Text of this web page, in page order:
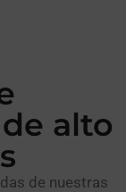
alto
de nuestras